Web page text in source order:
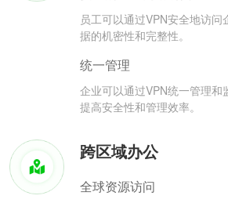
员工可以通过VPN安全地访
据的机密性和完整性。
统一管理
企业可以通过VPN统一管理和
提高安全性和管理效率。
跨区域办公
全球资源访问